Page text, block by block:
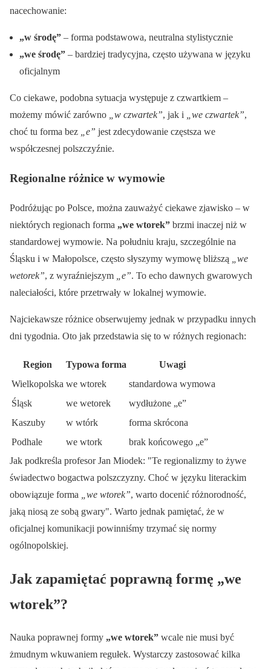
nacechowanie:
„w środę” – forma podstawowa, neutralna stylistycznie
„we środę” – bardziej tradycyjna, często używana w języku
oficjalnym
Co ciekawe, podobna sytuacja występuje z czwartkiem –
możemy mówić zarówno
„w czwartek”, jak i „we czwartek”,
choć tu forma bez
„e” jest zdecydowanie częstsza we
współczesnej polszczyźnie.
Regionalne różnice w wymowie
Podróżując po Polsce, można zauważyć ciekawe zjawisko – w
niektórych regionach forma „we wtorek” brzmi inaczej niż w
standardowej wymowie. Na południu kraju, szczególnie na
Śląsku i w Małopolsce, często słyszymy wymowę bliższą
„we
wetorek”, z wyraźniejszym „e”. To echo dawnych gwarowych
naleciałości, które przetrwały w lokalnej wymowie.
Najciekawsze różnice obserwujemy jednak w przypadku innych
dni tygodnia. Oto jak przedstawia się to w różnych regionach:
Region Typowa forma
Uwagi
Wielkopolska we wtorek
standardowa wymowa
Śląsk
we wetorek
wydłużone „e”
Kaszuby
w wtórk
forma skrócona
Podhale
we wtork
brak końcowego „e”
Jak podkreśla profesor Jan Miodek:
Te regionalizmy to żywe
świadectwo bogactwa polszczyzny. Choć w języku literackim
obowiązuje forma
„we wtorek”, warto docenić różnorodność,
jaką niosą ze sobą gwary . Warto jednak pamiętać, że w
oficjalnej komunikacji powinniśmy trzymać się normy
ogólnopolskiej.
Jak zapamiętać poprawną formę „we
wtorek”?
Nauka poprawnej formy „we wtorek” wcale nie musi być
żmudnym wkuwaniem regułek. Wystarczy zastosować kilka